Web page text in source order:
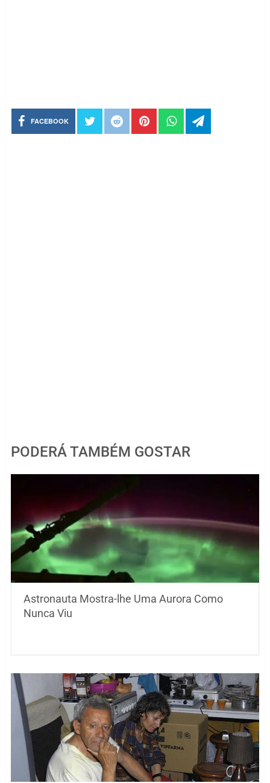
FACEBOOK
PODERÁ TAMBÉM GOSTAR
Astronauta Mostra-lhe Uma Aurora Como
Nunca Viu